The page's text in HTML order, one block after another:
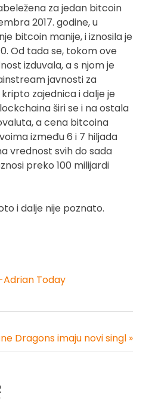
za jedan bitcoin
2017. godine, u
bitcoin manije, i iznosila je
Od tada se, tokom ove
izduvala, a s njom je
javnosti za
zajednica i dalje je
širi se i na ostala
a cena bitcoina
između 6 i 7 hiljada
vrednost svih do sada
preko 100 milijardi
i dalje nije poznato.
Today
Dragons imaju novi singl »